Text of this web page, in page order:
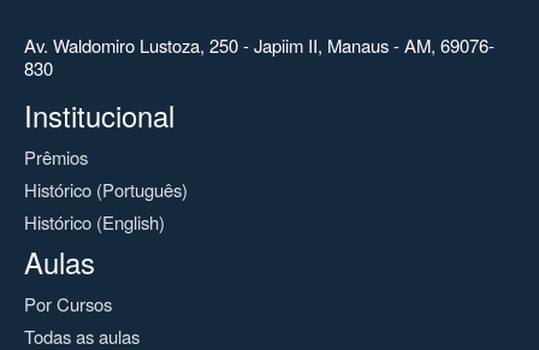
Av. Waldomiro Lustoza, 250 - Japiim II, Manaus - AM, 69076-
830
Institucional
Prêmios
Histórico (Português)
Histórico (English)
Aulas
Por Cursos
Todas as aulas